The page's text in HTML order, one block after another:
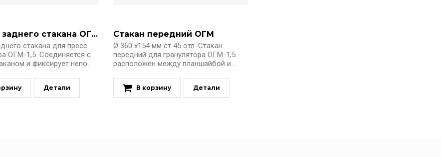
Фланец заднего стакана ОГМ
стакана для пресс
ОГМ-1,5. Соединяется с
и фиксирует непо..
Детали
Стакан передний ОГМ
Ø 360 х154 мм ст 45 отл. Стакан
передний для гранулятора ОГМ-1,5
расположен между планшайбой и ..
В корзину Детали